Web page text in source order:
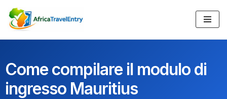
Vai
al
Come compilare il modulo di
ingresso Mauritius